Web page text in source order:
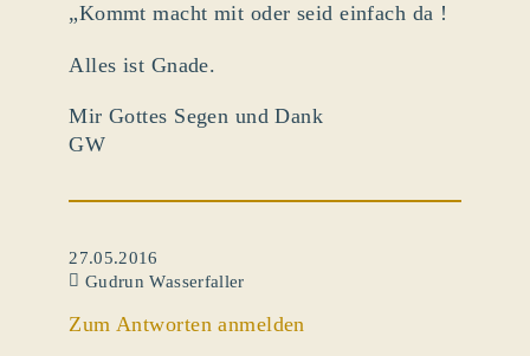
„Kommt macht mit oder seid einfach da !
Alles ist Gnade.
Mir Gottes Segen und Dank
GW
27.05.2016
Gudrun Wasserfaller
Zum Antworten anmelden